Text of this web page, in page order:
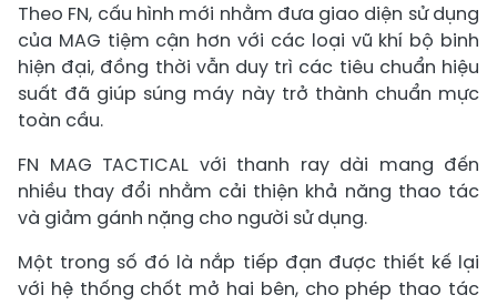
Theo FN, cấu hình mới nhằm đưa giao diện sử dụng
của MAG tiệm cận hơn với các loại vũ khí bộ binh
hiện đại, đồng thời vẫn duy trì các tiêu chuẩn hiệu
suất đã giúp súng máy này trở thành chuẩn mực
toàn cầu.
FN MAG TACTICAL với thanh ray dài mang đến
nhiều thay đổi nhằm cải thiện khả năng thao tác
và giảm gánh nặng cho người sử dụng.
Một trong số đó là nắp tiếp đạn được thiết kế lại
với hệ thống chốt mở hai bên, cho phép thao tác